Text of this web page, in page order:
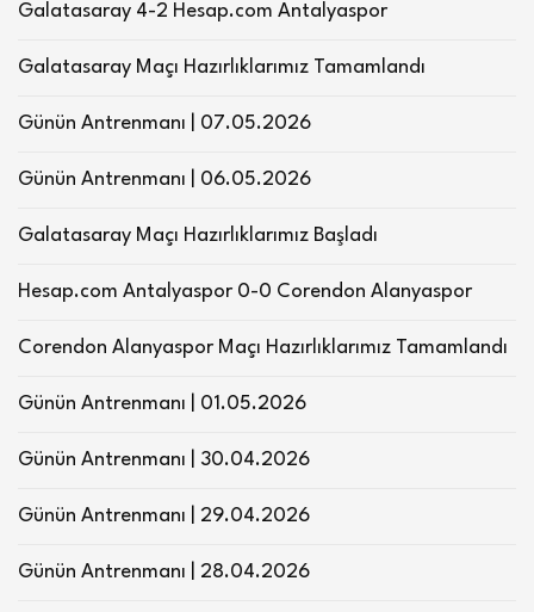
Galatasaray 4-2 Hesap.com Antalyaspor
Galatasaray Maçı Hazırlıklarımız Tamamlandı
Günün Antrenmanı | 07.05.2026
Günün Antrenmanı | 06.05.2026
Galatasaray Maçı Hazırlıklarımız Başladı
Hesap.com Antalyaspor 0-0 Corendon Alanyaspor
Corendon Alanyaspor Maçı Hazırlıklarımız Tamamlandı
Günün Antrenmanı | 01.05.2026
Günün Antrenmanı | 30.04.2026
Günün Antrenmanı | 29.04.2026
Günün Antrenmanı | 28.04.2026